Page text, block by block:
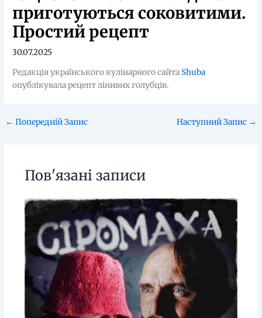
приготуються соковитими.
Простий рецепт
30.07.2025
Редакція українського кулінарного сайта Shuba
опублікувала рецепт лінивих голубців.
← Попередній Запис Наступний Запис →
Пов'язані записи